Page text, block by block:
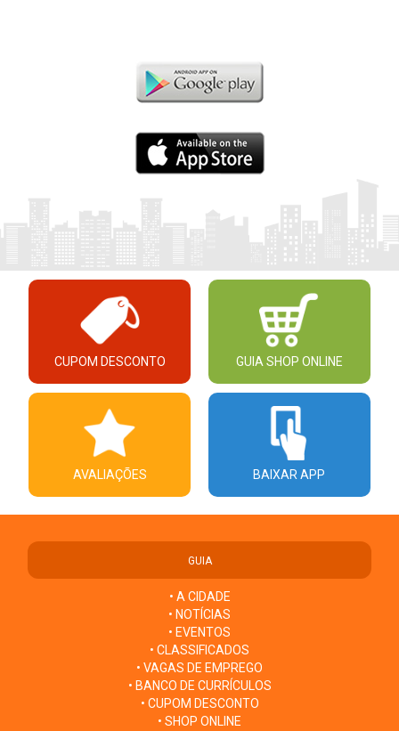
CUPOM DESCONTO GUIA SHOP ONLINE
AVALIAÇÕES BAIXAR APP
GUIA
• A CIDADE
• NOTÍCIAS
• EVENTOS
• CLASSIFICADOS
• VAGAS DE EMPREGO
• BANCO DE CURRÍCULOS
• CUPOM DESCONTO
• SHOP ONLINE